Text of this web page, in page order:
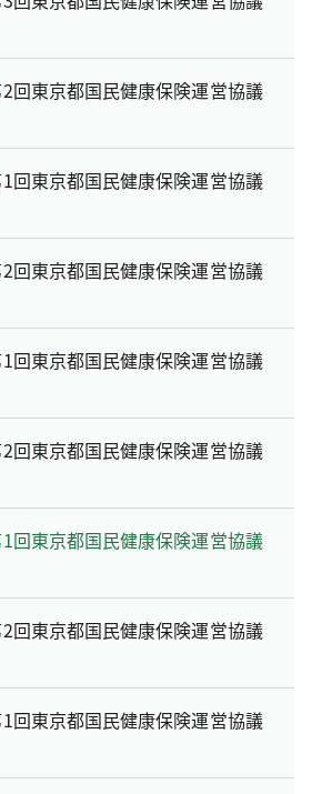
東京都国民健康保険運営協議
東京都国民健康保険運営協議
東京都国民健康保険運営協議
東京都国民健康保険運営協議
東京都国民健康保険運営協議
東京都国民健康保険運営協議
東京都国民健康保険運営協議
東京都国民健康保険運営協議